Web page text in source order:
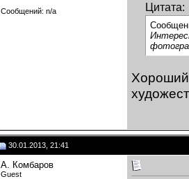
Сообщений: n/a
Цитата:
30.01.2013, 21:41
А. Комбаров
Guest